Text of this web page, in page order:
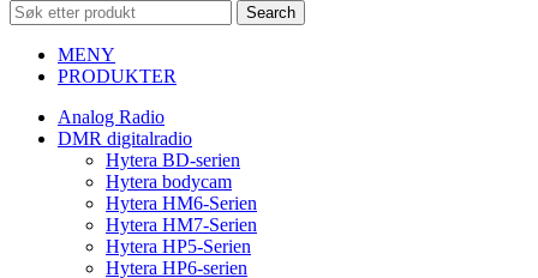
Search
MENY
PRODUKTER
Analog Radio
DMR digitalradio
Hytera BD-serien
Hytera bodycam
Hytera HM6-Serien
Hytera HM7-Serien
Hytera HP5-Serien
Hytera HP6-serien